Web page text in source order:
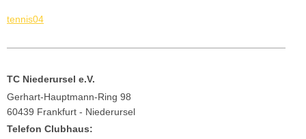
tennis04
TC Niederursel e.V.
Gerhart-Hauptmann-Ring 98
60439 Frankfurt - Niederursel
Telefon Clubhaus: